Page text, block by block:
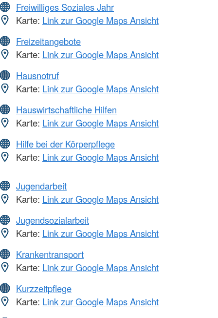
Freiwilliges Soziales Jahr
Karte: Link zur Google Maps Ansicht
Freizeitangebote
Karte: Link zur Google Maps Ansicht
Hausnotruf
Karte: Link zur Google Maps Ansicht
Hauswirtschaftliche Hilfen
Karte: Link zur Google Maps Ansicht
Hilfe bei der Körperpflege
Karte: Link zur Google Maps Ansicht
Jugendarbeit
Karte: Link zur Google Maps Ansicht
Jugendsozialarbeit
Karte: Link zur Google Maps Ansicht
Krankentransport
Karte: Link zur Google Maps Ansicht
Kurzzeitpflege
Karte: Link zur Google Maps Ansicht